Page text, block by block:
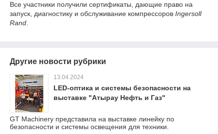
Все участники получили сертификаты, дающие право на
запуск, диагностику и обслуживание компрессоров Ingersoll
Rand
Другие новости рубрики
13.04.2024
LED-оптика и системы безопасности на
выставке "Атырау Нефть и Газ"
GT Machinery представила на выставке линейку по
безопасности и системы освещения для техники.